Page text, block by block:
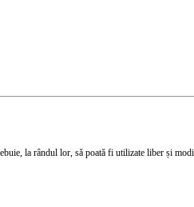
la rândul lor, să poată fi utilizate liber și